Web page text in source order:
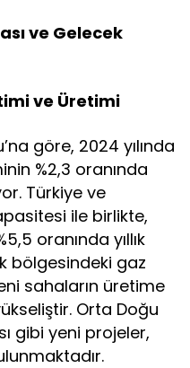
ve Gelecek
ve Üretimi
göre, 2024 yılında
%2,3 oranında
Türkiye ve
ile birlikte,
oranında yıllık
bölgesindeki gaz
sahaların üretime
Orta Doğu
gibi yeni projeler,